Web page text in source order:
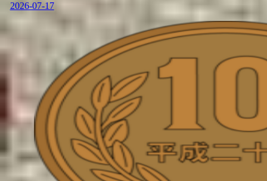
2026-07-17